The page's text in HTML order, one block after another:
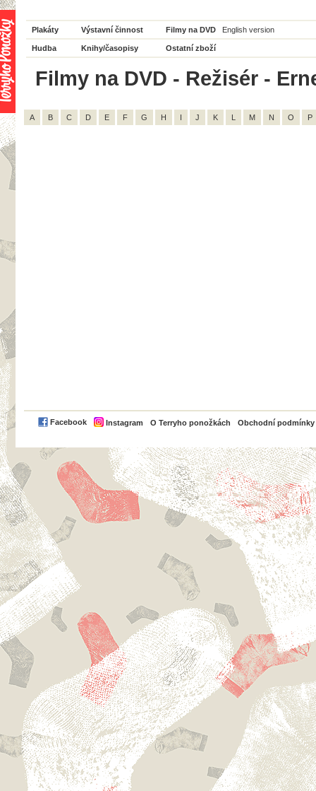
Plakáty Výstavní činnost Filmy na DVD English version
Hudba Knihy/časopisy Ostatní zboží
Filmy na DVD - Režisér -
A B C D E F G H I J K L M N O P
Facebook Instagram O Terryho ponožkách Obchodní podmínky
PayPal